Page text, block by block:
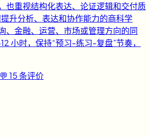
也重视结构化表达、论证逻辑和交付质
升分析、表达和协作能力的商科学
、金融、运营、市场或管理方向的同
小时，保持“预习-练习-复盘”节奏，
💬 15条评价